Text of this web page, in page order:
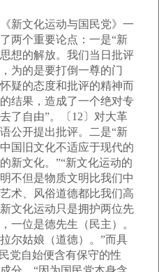
文化运动与国民党》一
两个重要论点：一是“新
想的解放。我们当日批评
为的是要打倒一尊的门
疑的态度和批评的精神而
结果，造成了一个绝对专
了自由”。〔12〕对大革
公开提出批评。二是“新
国旧文化不适应于现代的
新文化。”“新文化运动的
不但是物质文明比我们中
术、风俗道德都比我们高
文化运动只是拥护两位先
一位是德先生（民主）。
尔姑娘（道德）。”而具
党自始便含有保守的性